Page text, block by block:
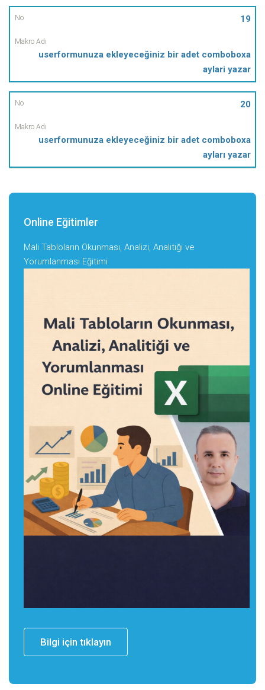
19
userformunuza ekleyeceğiniz bir adet comboboxa
aylari yazar
20
userformunuza ekleyeceğiniz bir adet comboboxa
ayları yazar
Online Eğitimler
Mali Tabloların Okunması, Analizi, Analitiği ve
Yorumlanması Eğitimi
Bilgi için tıklayın